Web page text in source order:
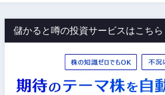
儲かると噂の投資サービスはこちら